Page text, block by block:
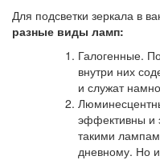
Для подсветки зеркала в
разные виды ламп:
Галогенные.
внутри них
и служат
эффективны и
такими
дневному. Но